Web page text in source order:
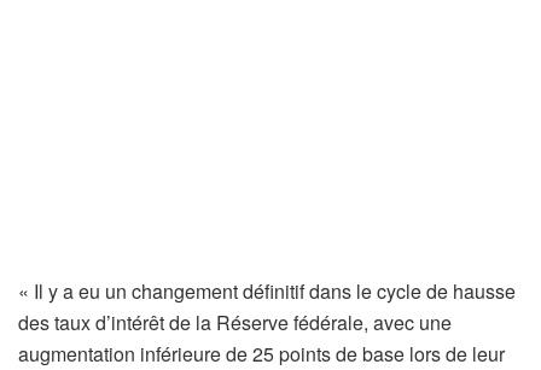
« Il y a eu un changement définitif dans le cycle de hausse
des taux d’intérêt de la Réserve fédérale, avec une
augmentation inférieure de 25 points de base lors de leur